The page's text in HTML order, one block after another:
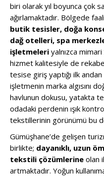
biri olarak yıl boyunca çok
ağırlamaktadır. Bölgede
butik tesisler, doğa
dağ otelleri, spa
işletmeleri yalnızca mimari
hizmet kalitesiyle de
tesise giriş yaptığı ilk
işletmenin marka algısını
havlunun dokusu, yatakta
odadaki perdenin ışık
tekstillerinin görünümü bu
Gümüşhane’de gelişen
birlikte; dayanıklı, uzun
tekstili çözümlerine olan
artmaktadır. Yoğun